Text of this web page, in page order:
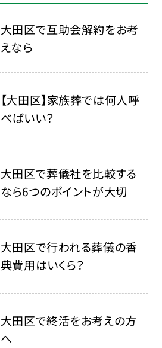
大田区で互助会解約をお考
えなら
【大田区】家族葬では何人呼
べばいい？
大田区で葬儀社を比較する
なら6つのポイントが大切
大田区で行われる葬儀の香
典費用はいくら？
大田区で終活をお考えの方
へ